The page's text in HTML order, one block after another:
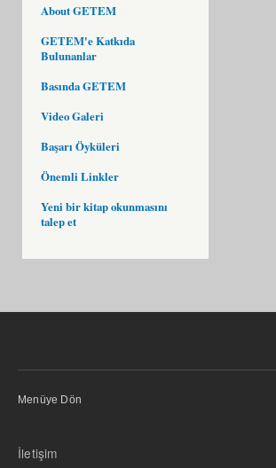
About GETEM
GETEM'e Katkıda
Bulunanlar
Basında GETEM
Video Galeri
Başarı Öyküleri
Önemli Linkler
Yeni bir kitap okunmasını
talep et
Menüye Dön
İletişim